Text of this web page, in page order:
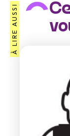
À LIRE AUSSI